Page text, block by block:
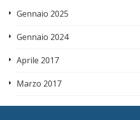
Gennaio 2025
Gennaio 2024
Aprile 2017
Marzo 2017